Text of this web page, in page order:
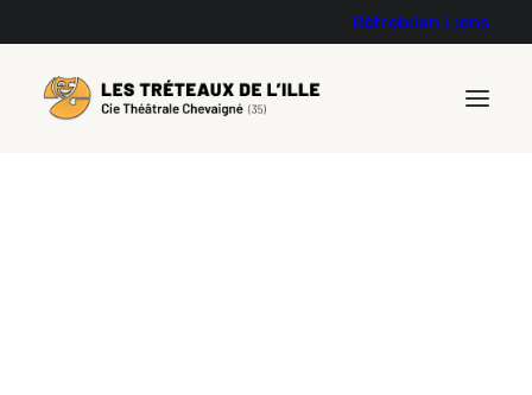
Rétrobilan Liens